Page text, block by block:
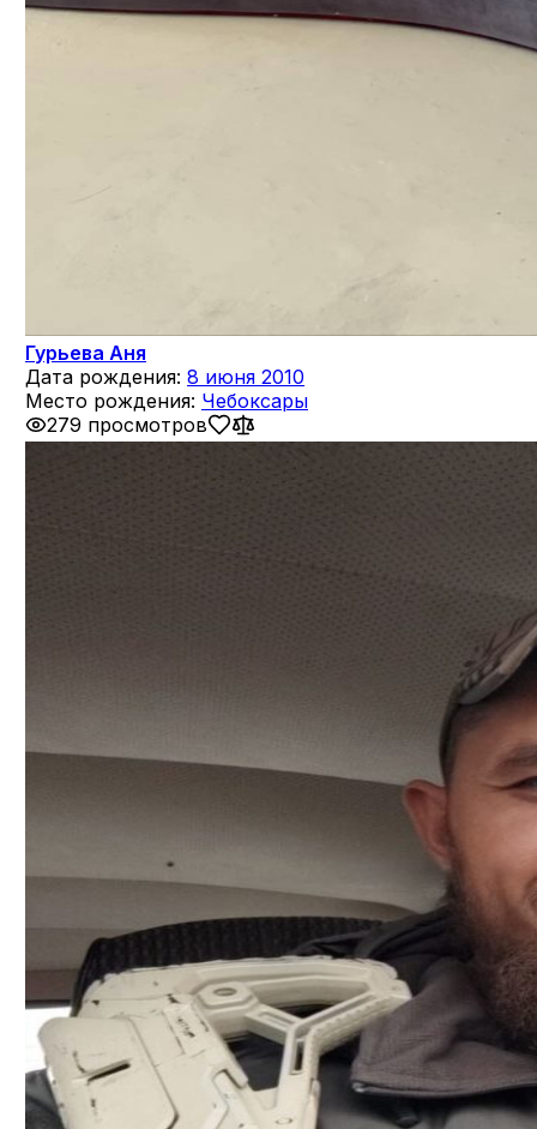
Гурьева Аня
Дата рождения: 8 июня 2010
Место рождения: Чебоксары
279 просмотров